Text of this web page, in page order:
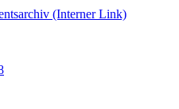
(Interner Link)